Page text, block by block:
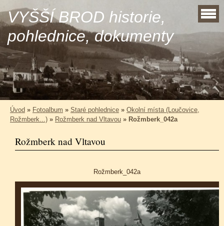
VYŠŠÍ BROD historie,
pohlednice, dokumenty
Úvod » Fotoalbum » Staré pohlednice » Okolní místa (Loučovice,
Rožmberk...) » Rožmberk nad Vltavou » Rožmberk_042a
Rožmberk nad Vltavou
Rožmberk_042a